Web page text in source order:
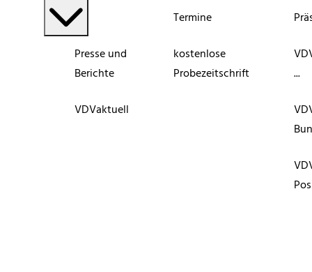
Presse und
Berichte
VDVaktuell
Termine
kostenlose
Probezeitschrift
...